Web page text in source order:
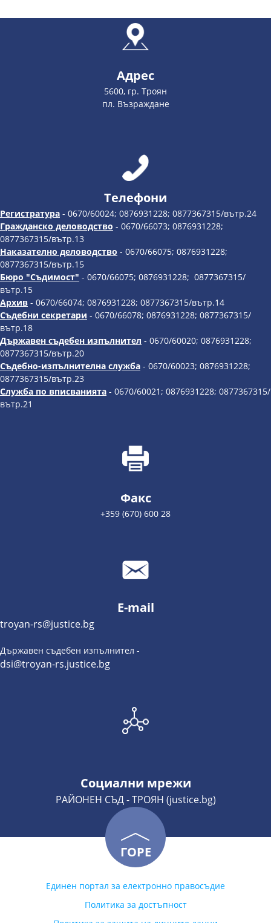
Адрес
5600, гр. Троян
пл. Възраждане
Телефони
Регистратура - 0670/60024; 0876931228; 0877367315/вътр.24
Гражданско деловодство - 0670/66073; 0876931228;
0877367315/вътр.13
Наказателно деловодство - 0670/66075; 0876931228;
0877367315/вътр.15
Бюро "Съдимост" - 0670/66075; 0876931228; 0877367315/
вътр.15
Архив - 0670/66074; 0876931228; 0877367315/вътр.14
Съдебни секретари - 0670/66078; 0876931228; 0877367315/
вътр.18
Държавен съдебен изпълнител - 0670/60020; 0876931228;
0877367315/вътр.20
Съдебно-изпълнителна служба - 0670/60023; 0876931228;
0877367315/вътр.23
Служба по вписванията - 0670/60021; 0876931228; 0877367315/
вътр.21
Факс
+359 (670) 600 28
E-mail
troyan-rs@justice.bg
Държавен съдебен изпълнител -
dsi@troyan-rs.justice.bg
Социални мрежи
РАЙОНЕН СЪД - ТРОЯН (justice.bg)
ГОРЕ
Единен портал за електронно правосъдие
Политика за достъпност